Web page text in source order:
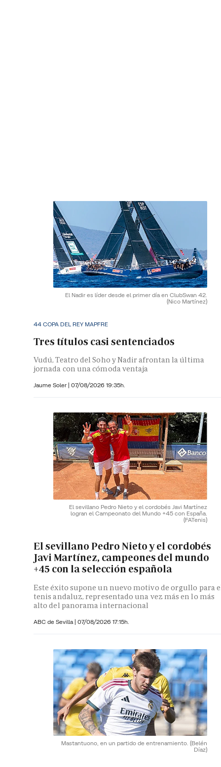
El Nadir es líder desde el primer día en ClubSwan 42.
(Nico Martínez)
44 COPA DEL REY MAPFRE
Tres títulos casi sentenciados
Vudú, Teatro del Soho y Nadir afrontan la última
jornada con una cómoda ventaja
Jaume Soler | 07/08/2026 19:35h.
El sevillano Pedro Nieto y el cordobés Javi Martínez
logran el Campeonato del Mundo +45 con España.
(FATenis)
El sevillano Pedro Nieto y el cordobés
Javi Martínez, campeones del mundo
+45 con la selección española
Este éxito supone un nuevo motivo de orgullo para
tenis andaluz, representado una vez más en lo más
alto del panorama internacional
ABC de Sevilla | 07/08/2026 17:15h.
Mastantuono, en un partido de entrenamiento. (Belén
Díaz)